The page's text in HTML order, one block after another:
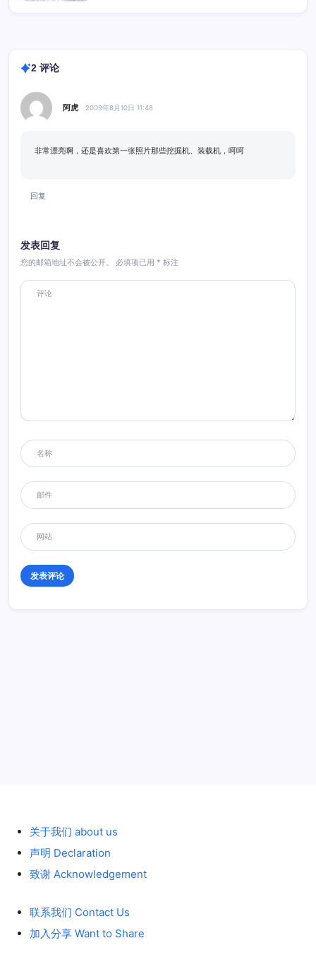
2 评论
阿虎 2009年8月10日 11:48
非常漂亮啊，还是喜欢第一张照片那些挖掘机、装载机，呵呵
回复
发表回复
您的邮箱地址不会被公开。 必填项已用 * 标注
关于我们 about us
声明 Declaration
致谢 Acknowledgement
联系我们 Contact Us
加入分享 Want to Share